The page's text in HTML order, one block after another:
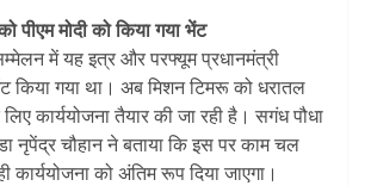
पीएम मोदी को किया गया भेंट
में यह इत्र और परफ्यूम प्रधानमंत्री
किया गया था। अब मिशन टिमरू को धरातल
कार्ययोजना तैयार की जा रही है। सगंध पौधा
नृपेंद्र चौहान ने बताया कि इस पर काम चल
कार्ययोजना को अंतिम रूप दिया जाएगा।